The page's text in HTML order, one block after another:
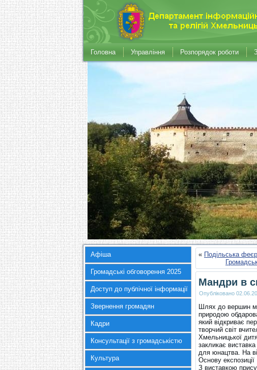
Головна Управління Розпорядок роботи
Афіша
Громадські обговорення 2025
Доступ до публічної інформації
Звернення громадян
Кадри
Консультації з громадськістю
Культура
« Подільська
Мандри в
Опубліковано
Шлях до вершин
природою
який відкриває
творчий світ
Хмельницької
закликає
для юнацтва. На
Основу
З виставкою